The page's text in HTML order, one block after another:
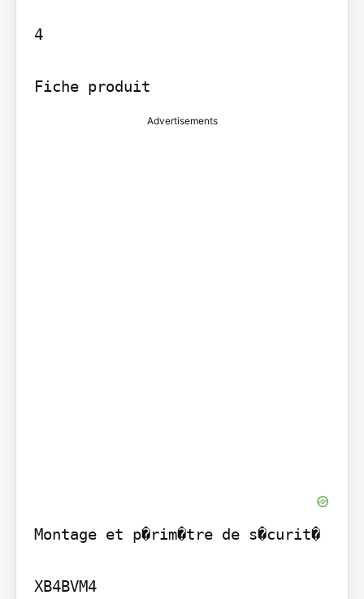
4
Fiche produit
Advertisements
Montage et p�rim�tre de s�curit�
XB4BVM4